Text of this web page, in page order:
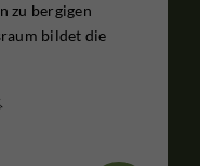
zu bergigen
bildet die